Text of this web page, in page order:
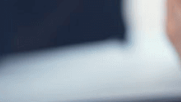
Beweiskräftige Zustellung
rechtsgültige Mitteilungen
und digitale Identitäten
Multi QTSP
Unsere Lösung für